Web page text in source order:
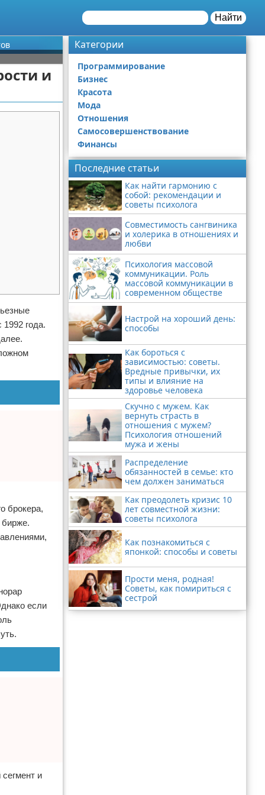
Найти
и
года.
брокера,
бирже.
если
и
Категории
Программирование
Бизнес
Красота
Мода
Отношения
Самосовершенствование
Финансы
Последние статьи
Как найти гармонию с
собой: рекомендации и
советы психолога
Совместимость сангвиника
и холерика в отношениях и
любви
Психология массовой
коммуникации. Роль
массовой коммуникации в
современном обществе
Настрой на хороший день:
способы
Как бороться с
зависимостью: советы.
Вредные привычки, их
типы и влияние на
здоровье человека
Скучно с мужем. Как
вернуть страсть в
отношения с мужем?
Психология отношений
мужа и жены
Распределение
обязанностей в семье: кто
чем должен заниматься
Как преодолеть кризис 10
лет совместной жизни:
советы психолога
Как познакомиться с
японкой: способы и советы
Прости меня, родная!
Советы, как помириться с
сестрой